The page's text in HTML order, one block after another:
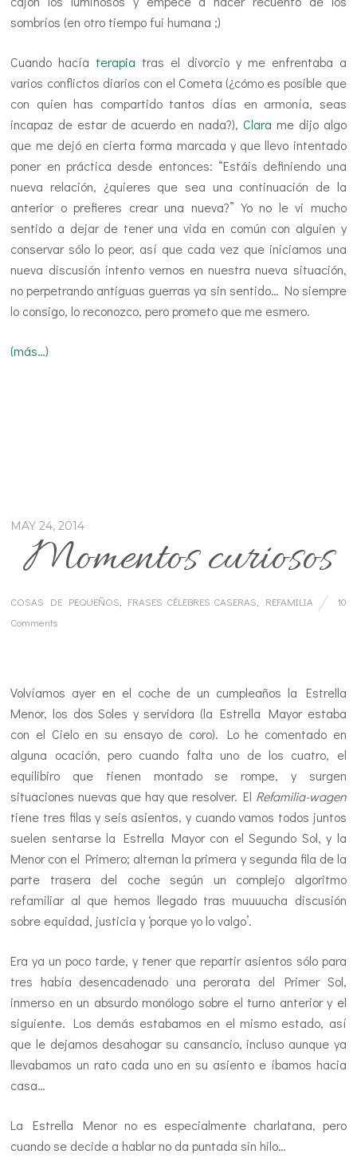
sombríos (en otro tiempo fui humana ;)
Cuando hacía terapia tras el divorcio y me enfrentaba a
varios conflictos diarios con el Cometa (¿cómo es posible que
con quien has compartido tantos días en armonía, seas
incapaz de estar de acuerdo en nada?), Clara me dijo algo
que me dejó en cierta forma marcada y que llevo intentado
poner en práctica desde entonces: “Estáis definiendo una
nueva relación, ¿quieres que sea una continuación de la
anterior o prefieres crear una nueva?” Yo no le vi mucho
sentido a dejar de tener una vida en común con alguien y
conservar sólo lo peor, así que cada vez que iniciamos una
nueva discusión intento vernos en nuestra nueva situación,
no perpetrando antiguas guerras ya sin sentido… No siempre
lo consigo, lo reconozco, pero prometo que me esmero.
(más…)
MAY 24, 2014
Momentos curiosos
COSAS DE PEQUEÑOS FRASES CÉLEBRES CASERAS REFAMILIA
10
Comments
Volvíamos ayer en el coche de un cumpleaños la Estrella
Menor, los dos Soles y servidora (la Estrella Mayor estaba
con el Cielo en su ensayo de coro). Lo he comentado en
alguna ocación, pero cuando falta uno de los cuatro, el
equilibiro que tienen montado se rompe, y surgen
situaciones nuevas que hay que resolver. El Refamilia-wagen
tiene tres filas y seis asientos, y cuando vamos todos juntos
suelen sentarse la Estrella Mayor con el Segundo Sol, y la
Menor con el Primero; alternan la primera y segunda fila de la
parte trasera del coche según un complejo algoritmo
refamiliar al que hemos llegado tras muuuucha discusión
sobre equidad, justicia y ‘porque yo lo valgo’.
Era ya un poco tarde, y tener que repartir asientos sólo para
tres había desencadenado una perorata del Primer Sol,
inmerso en un absurdo monólogo sobre el turno anterior y el
siguiente. Los demás estabamos en el mismo estado, así
que le dejamos desahogar su cansancio, incluso aunque ya
llevabamos un rato cada uno en su asiento e íbamos hacia
casa…
La Estrella Menor no es especialmente charlatana, pero
cuando se decide a hablar no da puntada sin hilo…